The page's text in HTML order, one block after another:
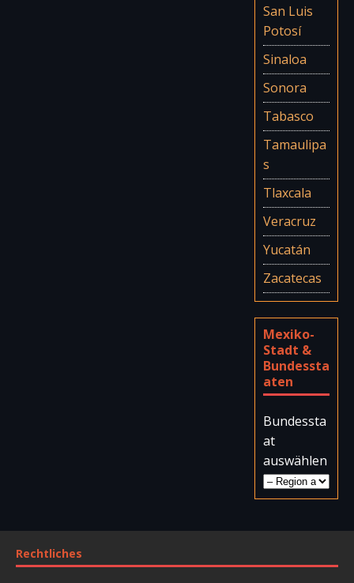
San Luis
Potosí
Sinaloa
Sonora
Tabasco
Tamaulipa
s
Tlaxcala
Veracruz
Yucatán
Zacatecas
Mexiko-
Stadt &
Bundessta
aten
Bundessta
at
auswählen
Rechtliches